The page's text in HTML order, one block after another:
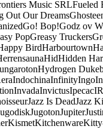
Music SRLFueled
Out Our Dreams
Go! Bop!Godz ov
PopGreasy Truckers
BirdHarbourtown
HidHidden
Hydrogen
IndochinaInfinityIngo
InvadaInvictusIpecac
Jazz Is DeadJazz
JugotonJupiter
KismetKitchenware